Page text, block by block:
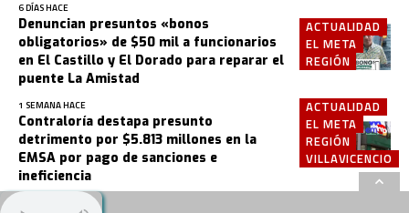
6 DÍAS HACE
ACTUALIDAD
EL META
REGIÓN
Denuncian presuntos «bonos
obligatorios» de $50 mil a funcionarios
en El Castillo y El Dorado para reparar el
puente La Amistad
1 SEMANA HACE
ACTUALIDAD
EL META
REGIÓN
VILLAVICENCIO
Contraloría destapa presunto
detrimento por $5.813 millones en la
EMSA por pago de sanciones e
ineficiencia